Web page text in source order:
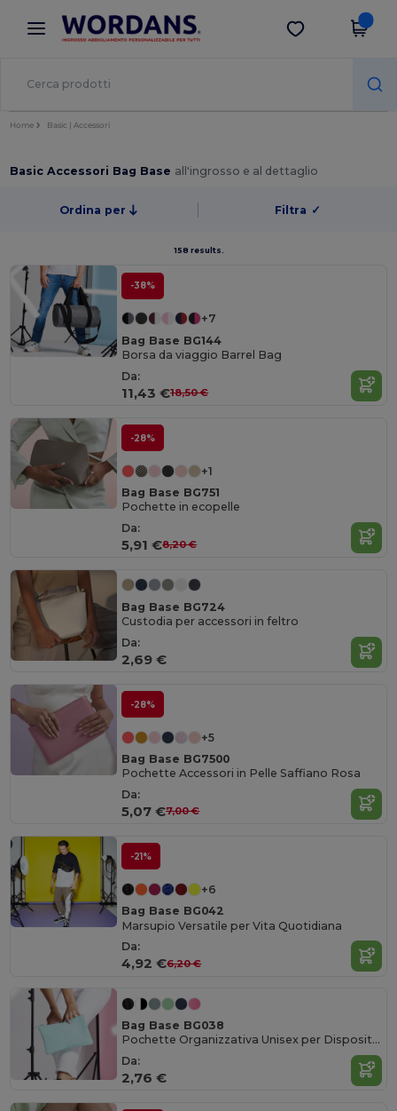
× App Wordans
Prezzi migliori sull'app!
Scarica app
Home Basic | Accessori
Basic Accessori Bag Base all'ingrosso e al dettaglio
Ordina per Filtra ✓
158 results.
-38%
+7
Bag Base BG144
Borsa da viaggio Barrel Bag
Da:
11,43 €18,50 €
-28%
+1
Bag Base BG751
Pochette in ecopelle
Da:
5,91 €8,20 €
Bag Base BG724
Custodia per accessori in feltro
Da:
2,69 €
-28%
+5
Bag Base BG7500
Pochette Accessori in Pelle Saffiano Rosa
Da:
5,07 €7,00 €
-21%
+6
Bag Base BG042
Marsupio Versatile per Vita Quotidiana
Da:
4,92 €6,20 €
Bag Base BG038
Pochette Organizzativa Unisex per Dispositivi Portatili
Da:
2,76 €